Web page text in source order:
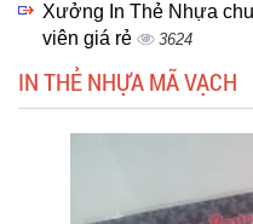
Xưởng In Thẻ Nhựa
viên giá rẻ
3624
IN THẺ NHỰA MÃ VẠCH